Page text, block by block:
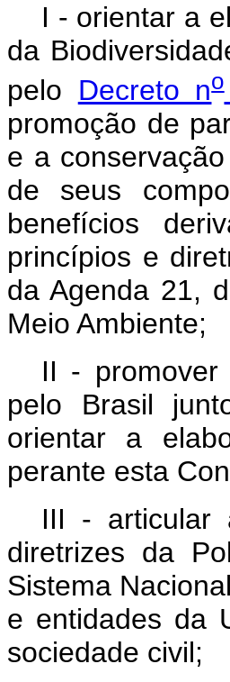
I - orientar a
da
pelo Decreto no
promoção de
e a
de seus
benefícios
princípios e
da Agenda 21,
Meio Ambiente;
II - promover
pelo Brasil
orientar a
perante esta
III - articular
diretrizes da
Sistema
e entidades da
sociedade civil;